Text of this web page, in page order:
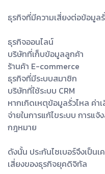
ธุรกิจที่มีความเสี่ยงต่อข้อมูล
ธุรกิจออนไลน์
บริษัทที่เก็บข้อมูลลูกค้า
ร้านค้า E-commerce
ธุรกิจที่มีระบบสมาชิก
บริษัทที่ใช้ระบบ CRM
หากเกิดเหตุข้อมูลรั่วไหล ค่า
จ่ายในการแก้ไขระบบ การแ
กฎหมาย
ดังนั้น ประกันไซเบอร์จึงเป็น
เสี่ยงของธุรกิจยุคดิจิทัล